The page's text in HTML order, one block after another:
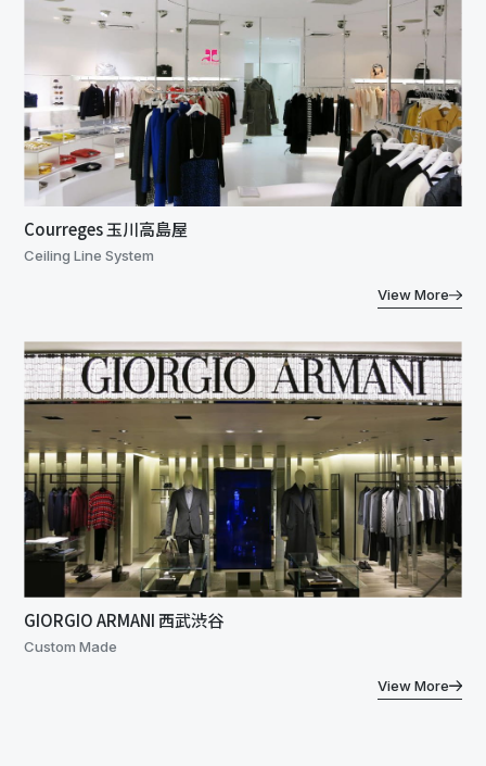
Courreges 玉川高島屋
Ceiling Line System
View More
GIORGIO ARMANI 西武渋谷
Custom Made
View More